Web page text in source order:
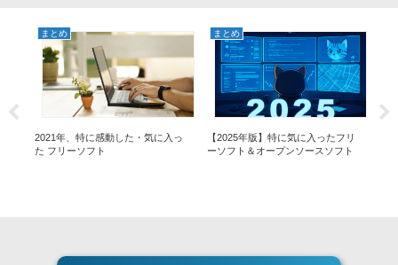
まとめ
2021年、特に感動した・気に入っ
た フリーソフト
まとめ
【2025年版】特に気に入ったフリ
ーソフト＆オープンソースソフト